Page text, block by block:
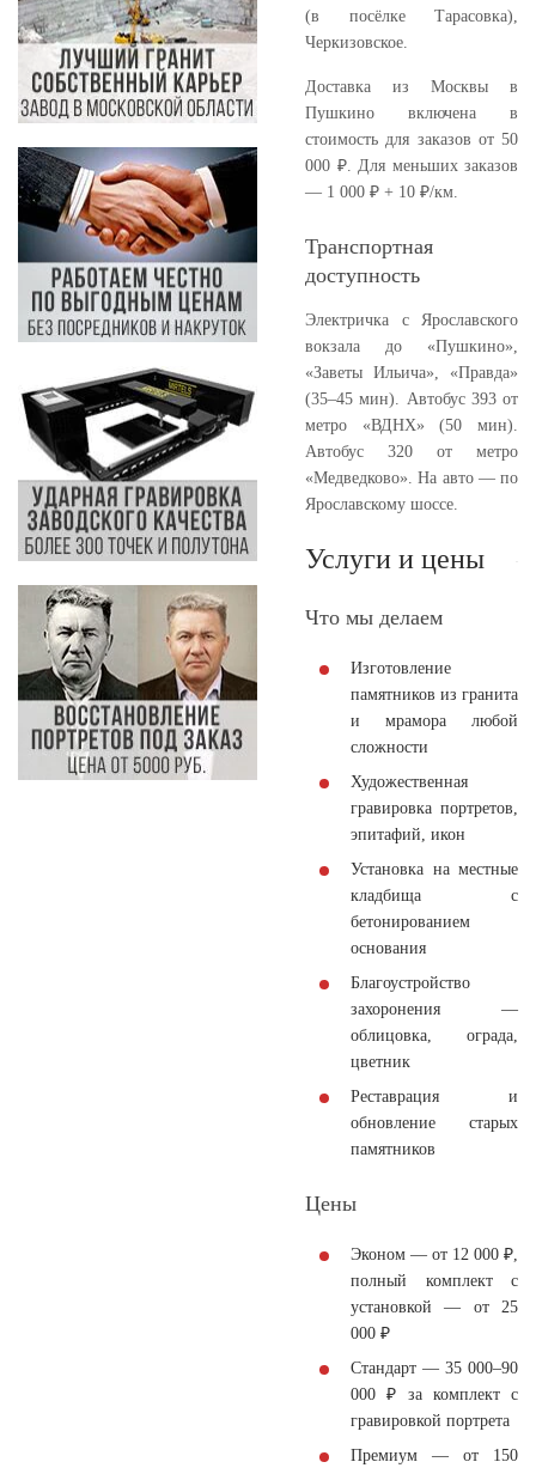
(в посёлке Тарасовка),
Черкизовское.
Доставка из Москвы в
Пушкино включена в
стоимость для заказов от 50
000 ₽. Для меньших заказов
— 1 000 ₽ + 10 ₽/км.
Транспортная
доступность
Электричка с Ярославского
вокзала до «Пушкино»,
«Заветы Ильича», «Правда»
(35–45 мин). Автобус 393 от
метро «ВДНХ» (50 мин).
Автобус 320 от метро
«Медведково». На авто — по
Ярославскому шоссе.
Услуги и цены
Что мы делаем
Изготовление
памятников из гранита
и мрамора любой
сложности
Художественная
гравировка портретов,
эпитафий, икон
Установка на местные
кладбища с
бетонированием
основания
Благоустройство
захоронения —
облицовка, ограда,
цветник
Реставрация и
обновление старых
памятников
Цены
Эконом — от 12 000 ₽,
полный комплект с
установкой — от 25
000 ₽
Стандарт — 35 000–90
000 ₽ за комплект с
гравировкой портрета
Премиум — от 150